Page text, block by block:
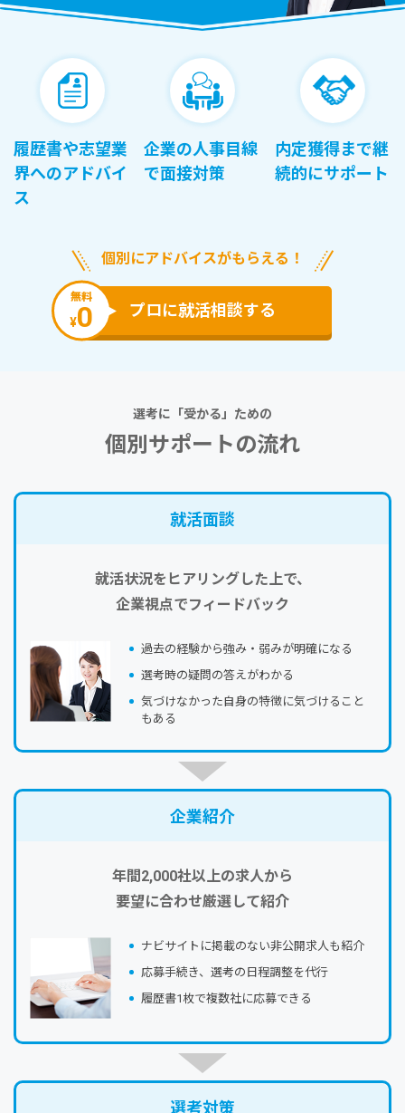
履歴書や志望業
界へのアドバイ
ス
企業の人事目線
で面接対策
内定獲得まで継
続的にサポート
個別にアドバイスがもらえる！
無料
¥0 プロに就活相談する
選考に「受かる」ための
個別サポートの流れ
就活⾯談
就活状況をヒアリングした上で、
企業視点でフィードバック
過去の経験から強み・弱みが明確になる
選考時の疑問の答えがわかる
気づけなかった自身の特徴に気づけること
もある
企業紹介
年間2,000社以上の求人から
要望に合わせ厳選して紹介
ナビサイトに掲載のない⾮公開求⼈も紹介
応募⼿続き、選考の⽇程調整を代⾏
履歴書1枚で複数社に応募できる
選考対策